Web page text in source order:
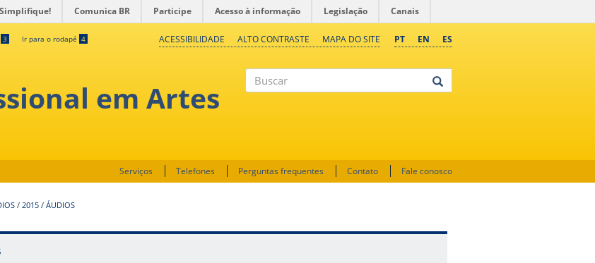
Simplifique! Comunica BR Participe Acesso à informação Legislação Canais
3 Ir para o rodapé 4 PT EN ES
ACESSIBILIDADE ALTO CONTRASTE MAPA DO SITE
em Artes
Serviços Telefones Perguntas frequentes Contato Fale conosco
/ 2015 / ÁUDIOS